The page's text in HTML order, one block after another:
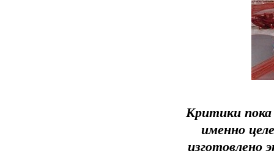
Критики
именно
изготовлено